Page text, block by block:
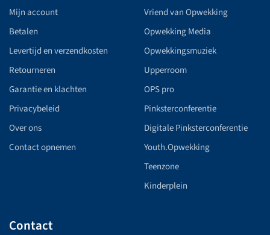
Mijn account
Betalen
Levertijd en verzendkosten
Retourneren
Garantie en klachten
Privacybeleid
Over ons
Contact opnemen
Vriend van Opwekking
Opwekking Media
Opwekkingsmuziek
Upperroom
OPS pro
Pinksterconferentie
Digitale Pinksterconferentie
Youth.Opwekking
Teenzone
Kinderplein
Contact